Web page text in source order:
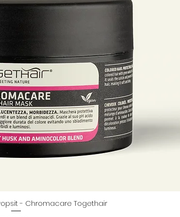
rapidă
- Chromacare Togethair